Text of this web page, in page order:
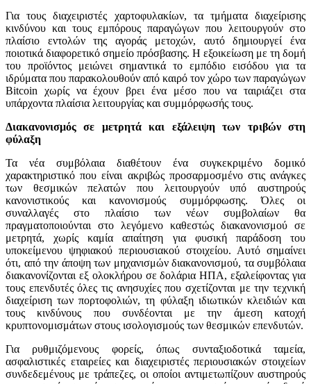
Για τους διαχειριστές χαρτοφυλακίων, τα τμήματα διαχείρισης
κινδύνου και τους εμπόρους παραγώγων που λειτουργούν στο
πλαίσιο εντολών της αγοράς μετοχών, αυτό δημιουργεί ένα
ποιοτικά διαφορετικό σημείο πρόσβασης. Η εξοικείωση με τη δομή
του προϊόντος μειώνει σημαντικά το εμπόδιο εισόδου για τα
ιδρύματα που παρακολουθούν από καιρό τον χώρο των παραγώγων
Bitcoin χωρίς να έχουν βρει ένα μέσο που να ταιριάζει στα
υπάρχοντα πλαίσια λειτουργίας και συμμόρφωσής τους.
Διακανονισμός σε μετρητά και εξάλειψη των τριβών στη
φύλαξη
Τα νέα συμβόλαια διαθέτουν ένα συγκεκριμένο δομικό
χαρακτηριστικό που είναι ακριβώς προσαρμοσμένο στις ανάγκες
των θεσμικών πελατών που λειτουργούν υπό αυστηρούς
κανονιστικούς και κανονισμούς συμμόρφωσης. Όλες οι
συναλλαγές στο πλαίσιο των νέων συμβολαίων θα
πραγματοποιούνται στο λεγόμενο καθεστώς διακανονισμού σε
μετρητά, χωρίς καμία απαίτηση για φυσική παράδοση του
υποκείμενου ψηφιακού περιουσιακού στοιχείου. Αυτό σημαίνει
ότι, από την άποψη των μηχανισμών διακανονισμού, τα συμβόλαια
διακανονίζονται εξ ολοκλήρου σε δολάρια ΗΠΑ, εξαλείφοντας για
τους επενδυτές όλες τις ανησυχίες που σχετίζονται με την τεχνική
διαχείριση των πορτοφολιών, τη φύλαξη ιδιωτικών κλειδιών και
τους κινδύνους που συνδέονται με την άμεση κατοχή
κρυπτονομισμάτων στους ισολογισμούς των θεσμικών επενδυτών.
Για ρυθμιζόμενους φορείς, όπως συνταξιοδοτικά ταμεία,
ασφαλιστικές εταιρείες και διαχειριστές περιουσιακών στοιχείων
συνδεδεμένους με τράπεζες, οι οποίοι αντιμετωπίζουν αυστηρούς